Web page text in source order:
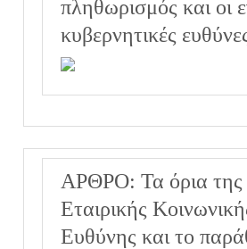
πληθωρισμός και οι
κυβερνητικές
ΑΡΘΡΟ: Τα όρια της
Εταιρικής
Ευθύνης και το